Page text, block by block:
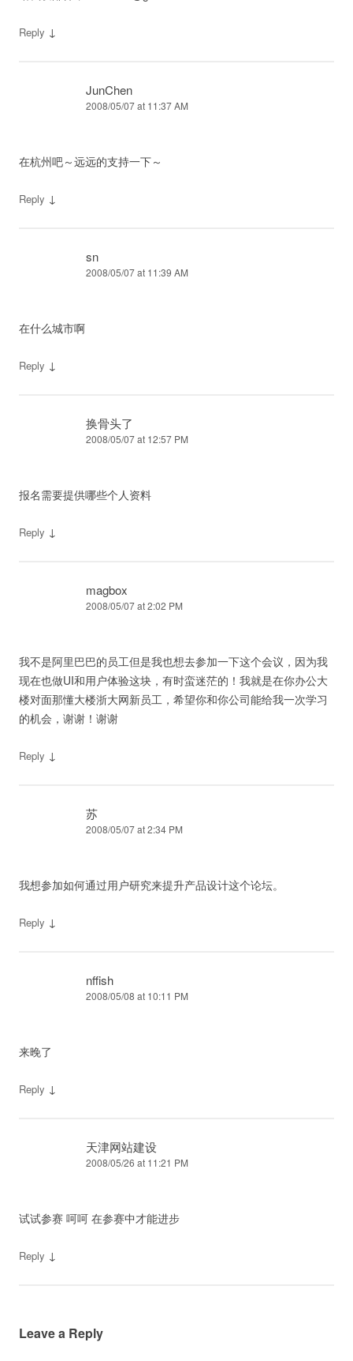
Reply ↓
JunChen
2008/05/07 at 11:37 AM
在杭州吧～远远的支持一下～
Reply ↓
sn
2008/05/07 at 11:39 AM
在什么城市啊
Reply ↓
换骨头了
2008/05/07 at 12:57 PM
报名需要提供哪些个人资料
Reply ↓
magbox
2008/05/07 at 2:02 PM
我不是阿里巴巴的员工但是我也想去参加一下这个会议，因为我
现在也做UI和用户体验这块，有时蛮迷茫的！我就是在你办公大
楼对面那懂大楼浙大网新员工，希望你和你公司能给我一次学习
的机会，谢谢！谢谢
Reply ↓
苏
2008/05/07 at 2:34 PM
我想参加如何通过用户研究来提升产品设计这个论坛。
Reply ↓
nffish
2008/05/08 at 10:11 PM
来晚了
Reply ↓
天津网站建设
2008/05/26 at 11:21 PM
试试参赛 呵呵 在参赛中才能进步
Reply ↓
Leave a Reply